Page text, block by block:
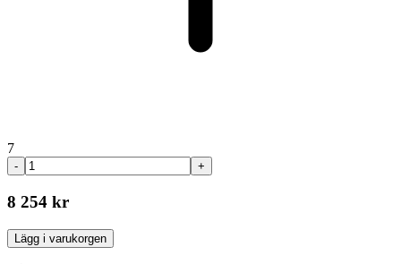
7
- +
8 254 kr
Lägg i varukorgen